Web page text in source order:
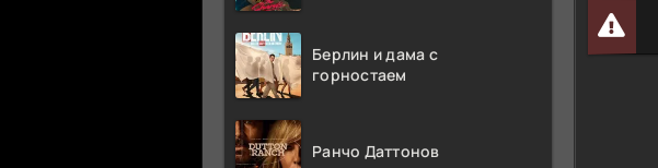
Берлин и дама с
горностаем
Ранчо Даттонов